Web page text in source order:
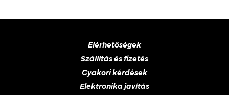
Elérhetőségek
Szállítás és fizetés
Gyakori kérdések
Elektronika javítás